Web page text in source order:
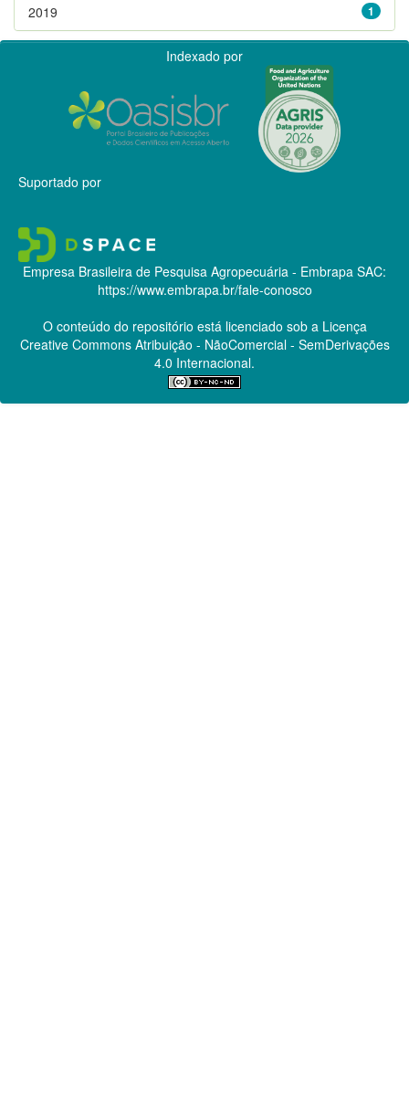
1
2019
Indexado por
Suportado por
Empresa Brasileira de Pesquisa Agropecuária - Embrapa SAC:
https://www.embrapa.br/fale-conosco
O conteúdo do repositório está licenciado sob a Licença
Creative CommonsAtribuição - NãoComercial - SemDerivações
4.0 Internacional.